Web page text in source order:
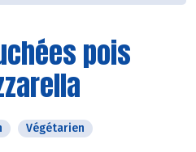
pois
Végétarien